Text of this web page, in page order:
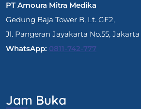
PT Amoura Mitra Medika
Gedung Baja Tower B, Lt. GF2,
Jl. Pangeran Jayakarta No.55, Jakarta
WhatsApp: 0811-742-777
Jam Buka